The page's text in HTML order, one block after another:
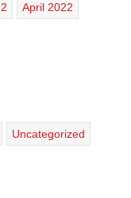
April 2022
Uncategorized